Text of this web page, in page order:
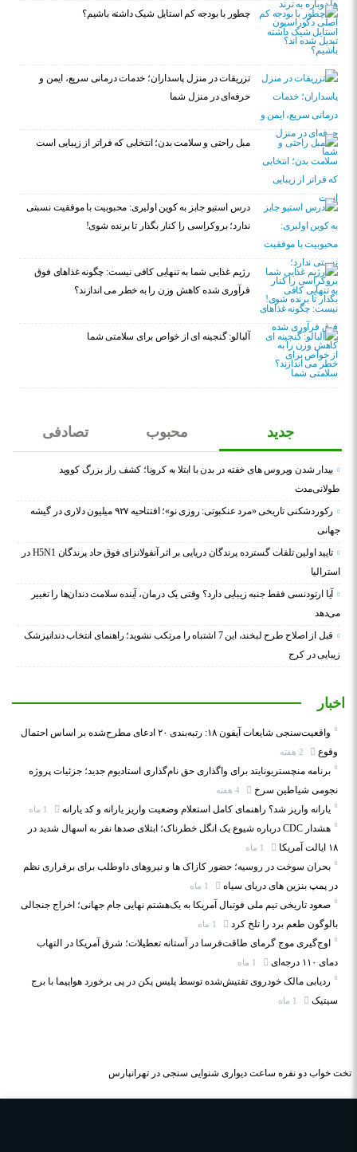
چطور با بودجه کم استایل شیک داشته باشیم؟
تزریقات در منزل پاسداران؛ خدمات درمانی سریع، ایمن و
حرفه‌ای در منزل شما
مبل راحتی و سلامت بدن؛ انتخابی که فراتر از زیبایی است
درس استیو جابز به کوین اولیری: محبوبیت با موفقیت نسبتی
ندارد؛ بروکراسی را کنار بگذار تا برنده شوی!
رژیم غذایی شما به تنهایی کافی نیست: چگونه غذاهای فوق
فرآوری شده کاهش وزن را به خطر می اندازند؟
آلبالو: گنجینه ای از خواص برای سلامتی شما
جدید محبوب تصادفی
بیدار شدن ویروس‌ های خفته در بدن با ابتلا به کرونا؛ کشف راز بزرگ کووید
طولانی‌مدت
رکوردشکنی تاریخی «مرد عنکبوتی: روزی نو»؛ افتتاحیه ۹۲۷ میلیون دلاری در گیشه
جهانی
تایید اولین تلفات گسترده پرندگان دریایی بر اثر آنفولانزای فوق حاد پرندگان H5N1 در
استرالیا
آیا ارتودنسی فقط جنبه زیبایی دارد؟ وقتی یک درمان، آینده سلامت دندان‌ها را تغییر
می‌دهد
قبل از اصلاح طرح لبخند، این 7 اشتباه را مرتکب نشوید؛ راهنمای انتخاب دندانپزشک
زیبایی در کرج
اخبار
واقعیت‌سنجی شایعات آیفون ۱۸: رتبه‌بندی ۲۰ ادعای مطرح‌شده بر اساس احتمال
وقوع
برنامه منچستریونایتد برای واگذاری حق نام‌گذاری استادیوم جدید؛ جزئیات پروژه
نجومی شیاطین سرخ
یارانه واریز شد؟ راهنمای کامل استعلام وضعیت واریز یارانه و کد یارانه
هشدار CDC درباره شیوع یک انگل خطرناک؛ ابتلای صدها نفر به اسهال شدید در
۱۸ ایالت آمریکا
بحران سوخت در روسیه؛ حضور کازاک‌ ها و نیروهای داوطلب برای برقراری نظم
در پمپ بنزین‌ های دریای سیاه
صعود تاریخی تیم ملی فوتبال آمریکا به یک‌هشتم نهایی جام جهانی؛ اخراج جنجالی
بالوگون طعم برد را تلخ کرد
اوج‌گیری موج گرمای طاقت‌فرسا در آستانه تعطیلات؛ شرق آمریکا در التهاب
دمای ۱۱۰ درجه‌ای
ردیابی مالک خودروی تفتیش‌شده توسط پلیس پکن در پی برخورد هواپیما با برج
سیتیک
تخت خواب دو نفره ساعت دیواری شنوایی سنجی در تهرانپارس